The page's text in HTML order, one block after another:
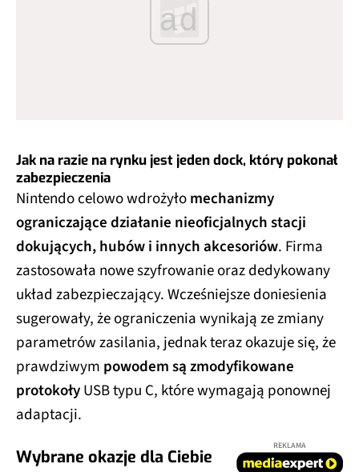
ad
Jak na razie na rynku jest jeden dock, który pokonał
zabezpieczenia
Nintendo celowo wdrożyłomechanizmy
ograniczające działanie nieoficjalnych stacji
dokujących, hubów i innych akcesoriów. Firma
zastosowała nowe szyfrowanie oraz dedykowany
układ zabezpieczający. Wcześniejsze doniesienia
sugerowały, że ograniczenia wynikają ze zmiany
parametrów zasilania, jednak teraz okazuje się, że
prawdziwym powodem są zmodyfikowane
protokołyUSB typu C, które wymagają ponownej
adaptacji.
Wybrane okazje dla Ciebie
REKLAMA